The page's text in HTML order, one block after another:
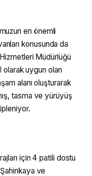
en önemli
konusunda da
Müdürlüğü
olarak uygun olan
alanı oluşturarak
tasma ve yürüyüş
için 4 patili dostu
ve